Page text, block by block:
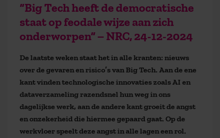
“Big Tech heeft de democratische
staat op feodale wijze aan zich
onderworpen” – NRC, 24-12-2024
De laatste weken staat het in alle kranten: nieuws
over de gevaren en risico’s van Big Tech. Aan de ene
kant vinden technologische innovaties zoals AI en
dataverzameling razendsnel hun weg in ons
dagelijkse werk, aan de andere kant groeit de angst
en onzekerheid die hiermee gepaard gaat. Op de
werkvloer speelt deze angst in alle lagen een rol.